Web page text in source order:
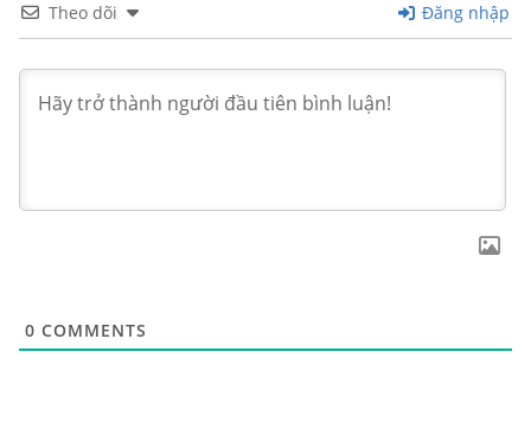
Theo dõi Đăng nhập
0 COMMENTS